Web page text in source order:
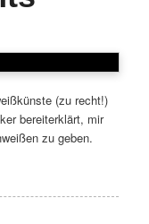
(zu recht!)
bereiterklärt, mir
zu geben.